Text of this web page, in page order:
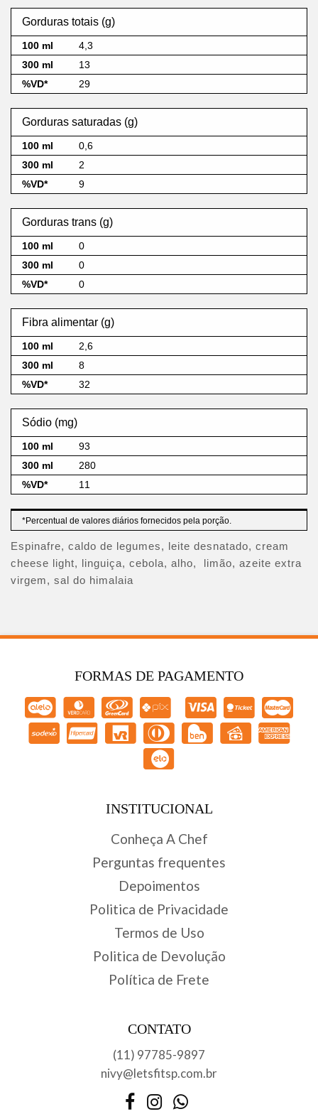
Gorduras totais (g)
4,3
13
29
Gorduras saturadas (g)
0,6
2
9
Gorduras trans (g)
0
0
0
Fibra alimentar (g)
2,6
8
32
Sódio (mg)
93
280
11
*Percentual de valores diários fornecidos pela porção.
Espinafre, caldo de legumes, leite desnatado, cream
cheese light, linguiça, cebola, alho, limão, azeite extra
virgem, sal do himalaia
FORMAS DE PAGAMENTO
INSTITUCIONAL
Conheça A Chef
Perguntas frequentes
Depoimentos
Politica de Privacidade
Termos de Uso
Politica de Devolução
Política de Frete
CONTATO
(11) 97785-9897
nivy@letsfitsp.com.br
FacebookInstagramWhatsApp